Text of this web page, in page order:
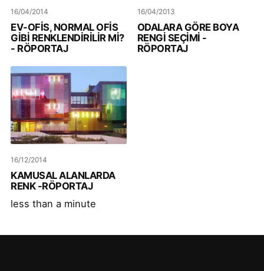
16/04/2014
EV-OFİS, NORMAL OFİS
GİBİ RENKLENDİRİLİR Mİ?
- RÖPORTAJ
16/04/2013
ODALARA GÖRE BOYA
RENGİ SEÇİMİ -
RÖPORTAJ
16/12/2014
KAMUSAL ALANLARDA
RENK -RÖPORTAJ
less than a minute